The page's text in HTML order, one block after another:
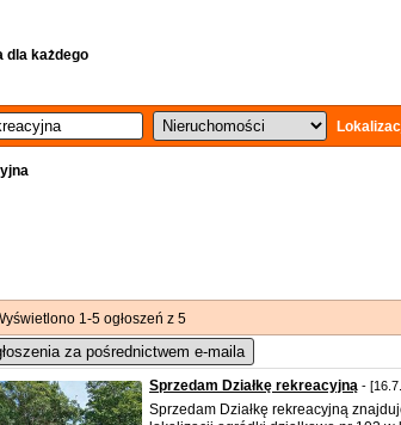
dla każdego
1-5 ogłoszeń z 5
za pośrednictwem e-maila
Sprzedam Działkę rekreacyjną -
Sprzedam Działkę rekreacyjną